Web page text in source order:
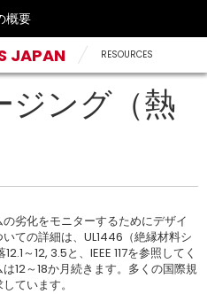
概要
JAPAN RESOURCES
ジング（熱
劣化をモニターするためにデザイ
ての詳細は、UL1446（絶縁材料シ
～12, 3.5と、IEEE 117を参照してく
12～18か月続きます。多くの国際規
ています。